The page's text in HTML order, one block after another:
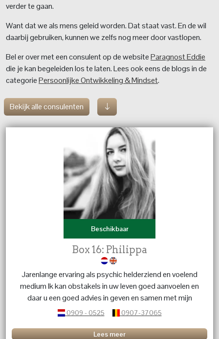
verder te gaan.
Want dat we als mens geleid worden. Dat staat vast. En de wil
daarbij gebruiken, kunnen we zelfs nog meer door vastlopen.
Bel er over met een consulent op de websiteParagnost Eddie
die je kan begeleiden los te laten. Lees ook eens de blogs in de
categoriePersoonlijke Ontwikkeling & Mindset.
Bekijk alle consulenten
Beschikbaar
Box 16: Philippa
Jarenlange ervaring als psychic helderziend en voelend
medium Ik kan obstakels in uw leven goed aanvoelen en
daar u een goed advies in geven en samen met mijn
gidsen tot een oplossing komen.
0909 - 0525 0907-37065
Lees meer